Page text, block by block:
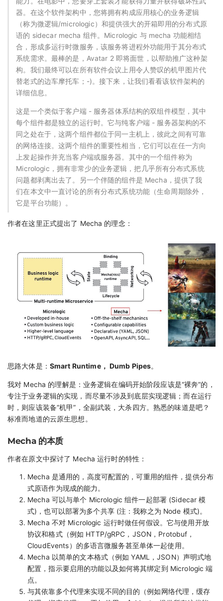
器。在这个软件架构中，您将拥有构成应用核心的业务逻辑
（称为微逻辑/micrologic）和提供强大的开箱即用的分布式原
语的 sidecar mecha 组件。Micrologic 与 mecha 功能相结
合，形成多运行时微服务，该服务将进程外功能用于其分布式
系统需求。最棒的是，Avatar 2 即将面世，以帮助推广这种架
构。我们最终可以在所有软件会议上用令人赞叹的机甲图片代
替老式的边车摩托车；-)。接下来，让我们看看该软件架构的
详细信息。
这是一个类似于客户端 - 服务器体系结构的双组件模型，其中
每个组件都是独立的运行时。它与纯客户端 - 服务器架构的不
同之处在于，这两个组件都位于同一主机上，彼此之间有可靠
的网络连接。这两个组件的重要性相当，它们可以在任一方向
上发起操作并充当客户端或服务器。其中的一个组件称为
Micrologic，拥有非常少的业务逻辑，把几乎所有分布式系统
问题都剥离出去了。另一个伴随的组件是 Mecha，提供了我
们在本文中一直讨论的所有分布式系统功能（生命周期除外，
它是平台功能）。
作者在这里正式提出了 Mecha 的理念：
思路大体是： Smart Runtime， Dumb Pipes。
我对 Mecha 的理解是：业务逻辑在编码开始阶段应该是“裸奔”的，
专注于业务逻辑的实现，而尽量不涉及到底层实现逻辑；而在运行
时，则应该装备“机甲”，全副武装，大杀四方。熟悉的味道是吧？
标准而地道的云原生思想。
Mecha 的本质
作者在原文中探讨了 Mecha 运行时的特性：
Mecha 是通用的，高度可配置的，可重用的组件，提供分布
式原语作为现成的能力。
Mecha 可以与单个 Micrologic 组件一起部署 (Sidecar 模
式)，也可以部署为多个共享 (注：我称之为 Node 模式)。
Mecha 不对 Micrologic 运行时做任何假设。它与使用开放
协议和格式（例如 HTTP/gRPC，JSON，Protobuf，
CloudEvents）的多语言微服务甚至单体一起使用。
Mecha 以简单的文本格式（例如 YAML，JSON）声明式地
配置，指示要启用的功能以及如何将其绑定到 Micrologic 端
点。
与其依靠多个代理来实现不同的目的（例如网络代理，缓存